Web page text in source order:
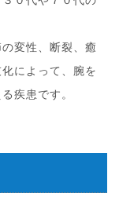
変性、断裂、癒
によって、腕を
疾患です。